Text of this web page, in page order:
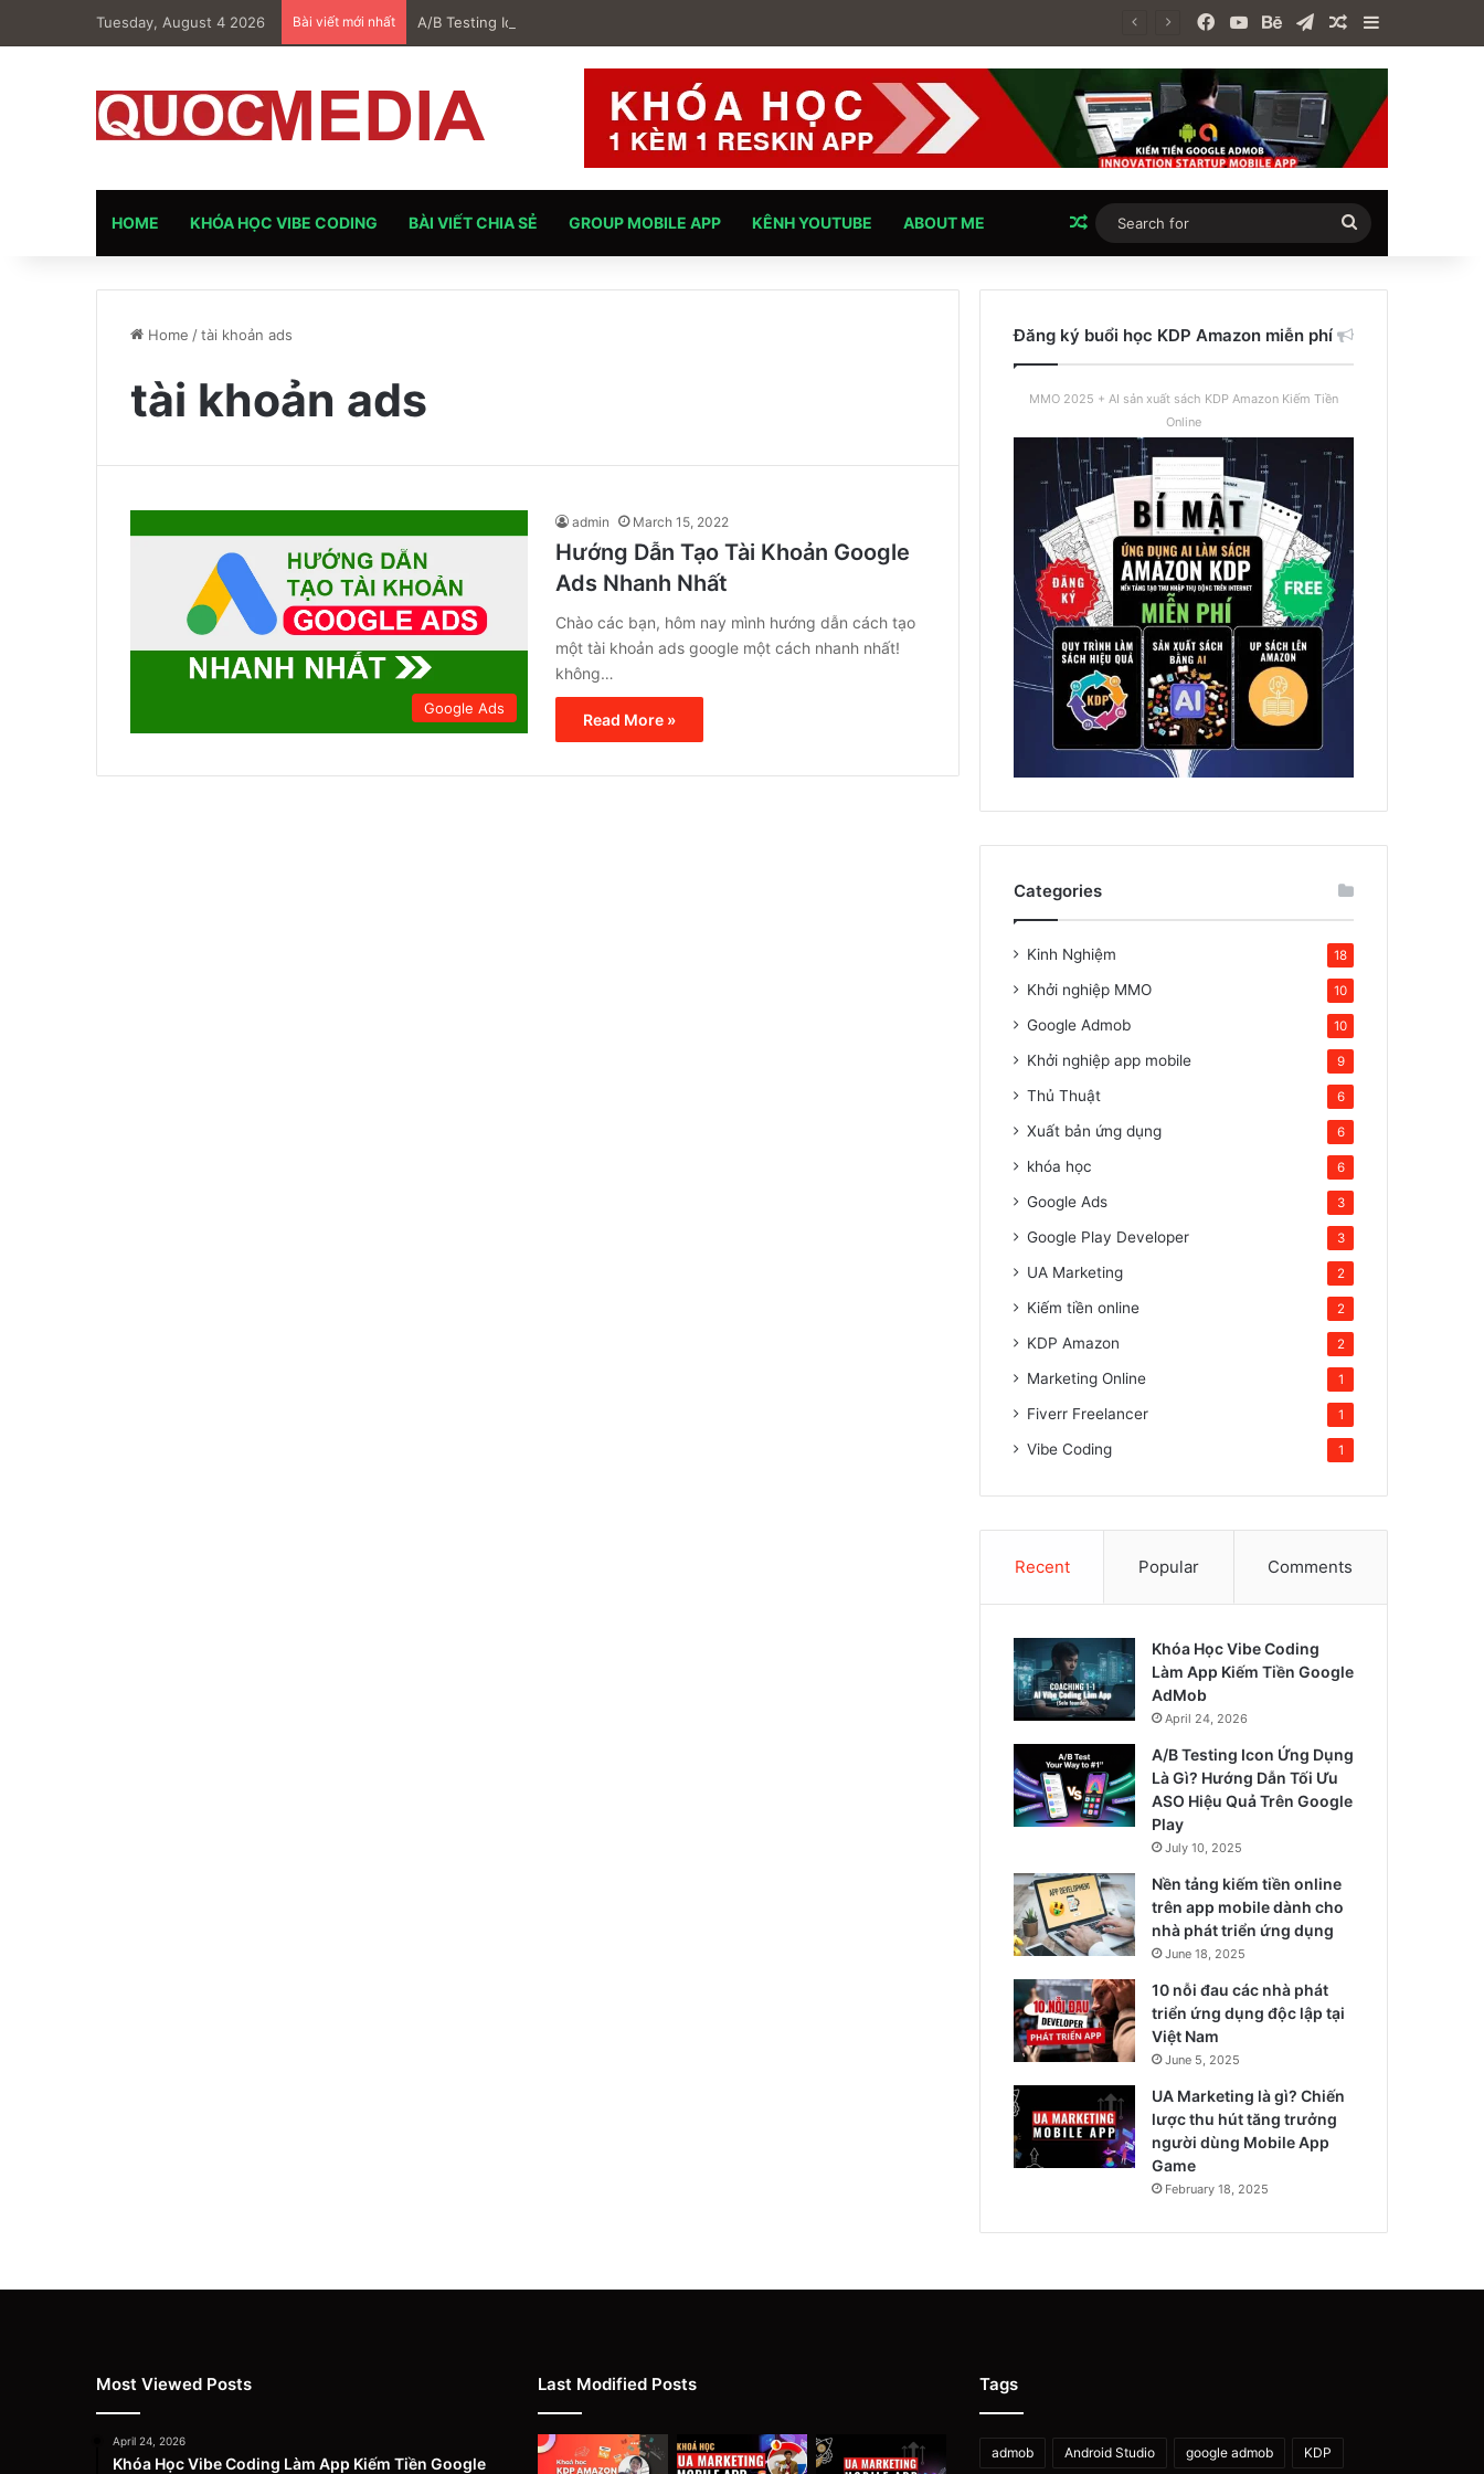
Tuesday, August 4 2026 Bài viết mới nhất A/B Testing Icon Ứng Dụng Là Gì? Hướng Dẫn Tối Ưu ASO Hiệu Quả Trên Google Play Facebook
YouTubeBehanceTelegramRandom Article
HOME KHÓA HỌC VIBE CODING BÀI VIẾT CHIA SẺ GROUP MOBILE APP KÊNH YOUTUBE ABOUT ME Random Article
for
Home /tài khoản ads
tài khoản ads
Google Ads
admin March 15, 2022
Hướng Dẫn Tạo Tài Khoản Google
Ads Nhanh Nhất
Chào các bạn, hôm nay mình hướng dẫn cách tạo
một tài khoản ads google một cách nhanh nhất!
không…
Read More »
Đăng ký buổi học KDP Amazon miễn phí
MMO 2025 + AI sản xuất sách KDP Amazon Kiếm Tiền
Online
Categories
Kinh Nghiệm 18
Khởi nghiệp MMO 10
Google Admob 10
Khởi nghiệp app mobile 9
Thủ Thuật 6
Xuất bản ứng dụng 6
khóa học 6
Google Ads 3
Google Play Developer 3
UA Marketing 2
Kiếm tiền online 2
KDP Amazon 2
Marketing Online 1
Fiverr Freelancer 1
Vibe Coding 1
Recent Popular Comments
Khóa Học Vibe Coding
Làm App Kiếm Tiền Google
AdMob
April 24, 2026
A/B Testing Icon Ứng Dụng
Là Gì? Hướng Dẫn Tối Ưu
ASO Hiệu Quả Trên Google
Play
July 10, 2025
Nền tảng kiếm tiền online
trên app mobile dành cho
nhà phát triển ứng dụng
June 18, 2025
10 nỗi đau các nhà phát
triển ứng dụng độc lập tại
Việt Nam
June 5, 2025
UA Marketing là gì? Chiến
lược thu hút tăng trưởng
người dùng Mobile App
Game
February 18, 2025
Most Viewed Posts
April 24, 2026
Khóa Học Vibe Coding Làm App Kiếm Tiền Google
Last Modified Posts Tags
admob Android Studio google admob KDP